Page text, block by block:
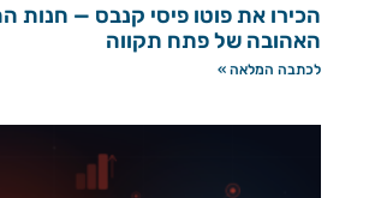
הכירו את פוטו פיסי קנבס — חנות
האהובה של פתח תקווה
לכתבה המלאה »